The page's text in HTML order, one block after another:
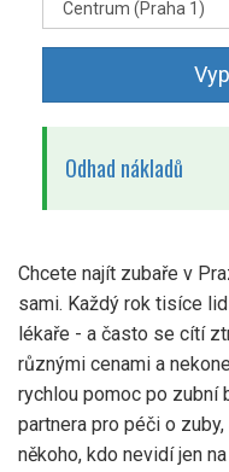
Odhad nákladů
Chcete najít zubaře v
sami. Každý rok tisíce
lékaře - a často se cítí
různými cenami a
rychlou pomoc po zubní
partnera pro péči o
někoho, kdo nevidí jen